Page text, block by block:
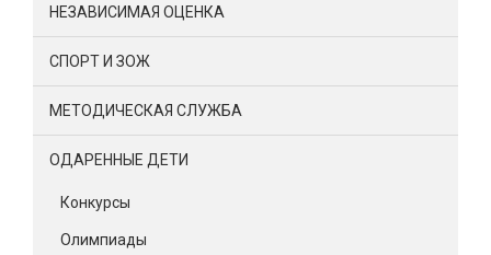
НЕЗАВИСИМАЯ ОЦЕНКА
СПОРТ И ЗОЖ
МЕТОДИЧЕСКАЯ СЛУЖБА
ОДАРЕННЫЕ ДЕТИ
Конкурсы
Олимпиады